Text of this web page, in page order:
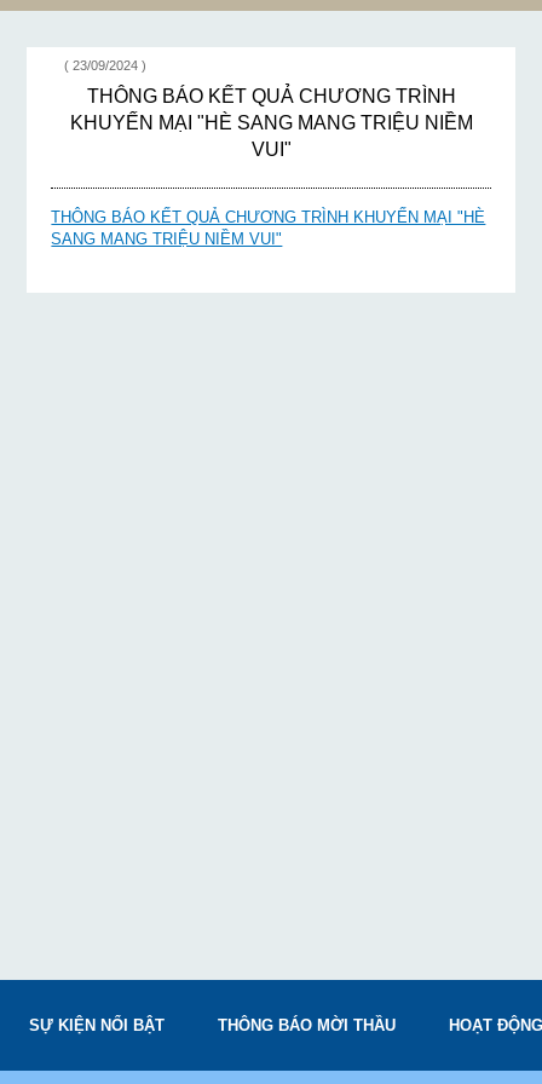
( 23/09/2024 )
THÔNG BÁO KẾT QUẢ CHƯƠNG TRÌNH
KHUYẾN MẠI "HÈ SANG MANG TRIỆU NIỀM
VUI"
THÔNG BÁO KẾT QUẢ CHƯƠNG TRÌNH KHUYẾN MẠI "HÈ
SANG MANG TRIỆU NIỀM VUI"
SỰ KIỆN NỔI BẬT THÔNG BÁO MỜI THẦU HOẠT